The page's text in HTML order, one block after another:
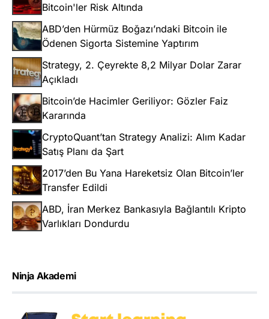
Bitcoin'ler Risk Altında
ABD’den Hürmüz Boğazı’ndaki Bitcoin ile
Ödenen Sigorta Sistemine Yaptırım
Strategy, 2. Çeyrekte 8,2 Milyar Dolar Zarar
Açıkladı
Bitcoin’de Hacimler Geriliyor: Gözler Faiz
Kararında
CryptoQuant’tan Strategy Analizi: Alım Kadar
Satış Planı da Şart
2017’den Bu Yana Hareketsiz Olan Bitcoin’ler
Transfer Edildi
ABD, İran Merkez Bankasıyla Bağlantılı Kripto
Varlıkları Dondurdu
Ninja Akademi